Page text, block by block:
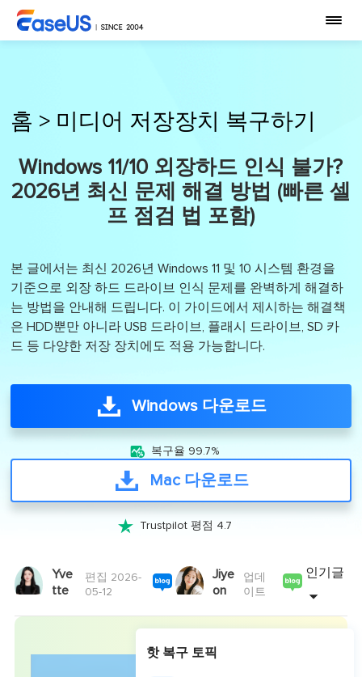
홈 > 미디어 저장장치 복구하기
Windows 11/10 외장하드 인식 불가?
2026년 최신 문제 해결 방법 (빠른 셀
프 점검 법 포함)
본 글에서는 최신 2026년 Windows 11 및 10 시스템 환경을
기준으로 외장 하드 드라이브 인식 문제를 완벽하게 해결하
는 방법을 안내해 드립니다. 이 가이드에서 제시하는 해결책
은 HDD뿐만 아니라 USB 드라이브, 플래시 드라이브, SD 카
드 등 다양한 저장 장치에도 적용 가능합니다.
Windows 다운로드
 복구율 99.7%
Mac 다운로드
 Trustpilot 평점 4.7
Yve
tte
편집 2026-
05-12
Jiye
on
업데
이트
인기글
핫 복구 토픽